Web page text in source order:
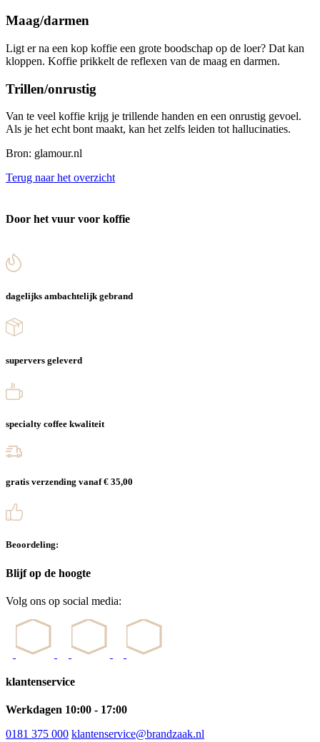
Maag/darmen
Ligt er na een kop koffie een grote boodschap op de loer? Dat kan
kloppen. Koffie prikkelt de reflexen van de maag en darmen.
Trillen/onrustig
Van te veel koffie krijg je trillende handen en een onrustig gevoel.
Als je het echt bont maakt, kan het zelfs leiden tot hallucinaties.
Bron: glamour.nl
Terug naar het overzicht
Door het vuur voor koffie
dagelijks ambachtelijk gebrand
supervers geleverd
specialty coffee kwaliteit
gratis verzending vanaf € 35,00
Beoordeling:
Blijf op de hoogte
Volg ons op social media:
klantenservice
Werkdagen 10:00 - 17:00
0181 375 000 klantenservice@brandzaak.nl